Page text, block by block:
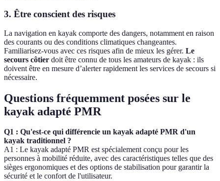
3. Être conscient des risques
La navigation en kayak comporte des dangers, notamment en raison
des courants ou des conditions climatiques changeantes.
Familiarisez-vous avec ces risques afin de mieux les gérer. Le
secours côtier doit être connu de tous les amateurs de kayak : ils
doivent être en mesure d’alerter rapidement les services de secours si
nécessaire.
Questions fréquemment posées sur le
kayak adapté PMR
Q1 : Qu'est-ce qui différencie un kayak adapté PMR d'un
kayak traditionnel ?
A1 : Le kayak adapté PMR est spécialement conçu pour les
personnes à mobilité réduite, avec des caractéristiques telles que des
sièges ergonomiques et des options de stabilisation pour garantir la
sécurité et le confort de l'utilisateur.